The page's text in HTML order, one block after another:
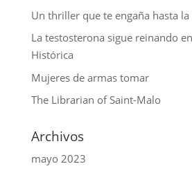
Un thriller que te engaña hasta
La testosterona sigue reinando
Histórica
Mujeres de armas tomar
The Librarian of Saint-Malo
Archivos
mayo 2023